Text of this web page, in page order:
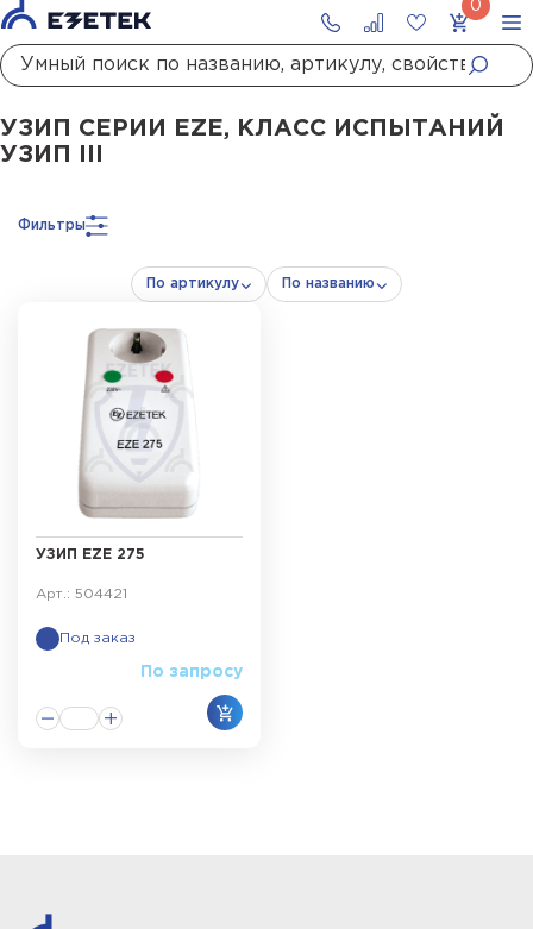
ГлавнаяКаталог УЗИПУЗИП сетей до 1000 ВУЗИП III класса
УЗИП СЕРИИ EZE, КЛАСС ИСПЫТАНИЙ
УЗИП III
Фильтры
По артикулу По названию
УЗИП EZE 275
Арт.: 504421
Под заказ
По запросу